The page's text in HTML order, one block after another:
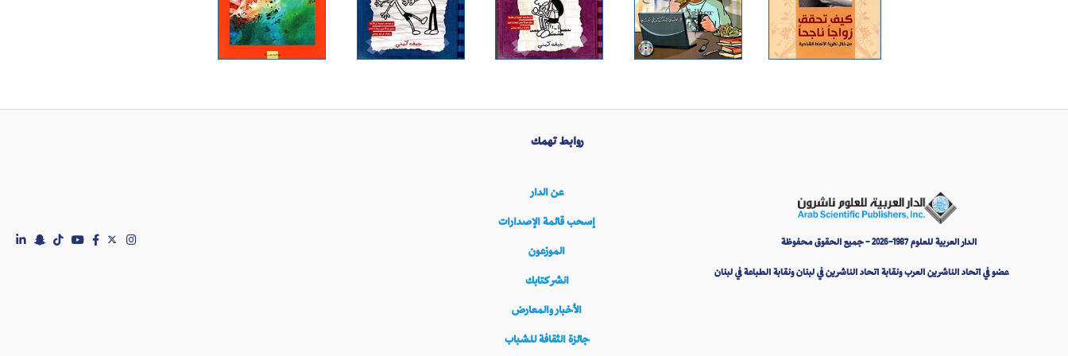
روابط تهمك
عن الدار
إسحب قائمة الإصدارات
الموزعون
انشر كتابك
الأخبار والمعارض
جائزة الثقافة للشباب
الدار العربية للعلوم 1987-2026 - جميع الحقوق محفوظة
عضو في اتحاد الناشرين العرب ونقابة اتحاد الناشرين في لبنان ونقابة الطباعة في لبنان